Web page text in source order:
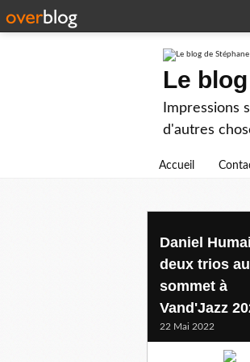
Le
Impressions
d'autres
Accueil
trio harkan
Daniel
deux trios au
sommet à
Vand'Jazz
22 Mai 2022